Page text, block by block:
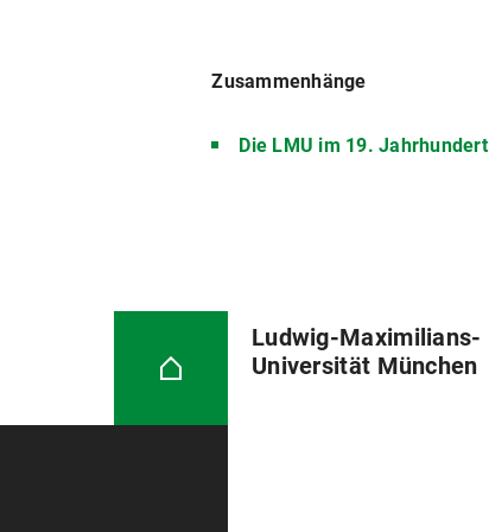
Zusammenhänge
Die LMU im 19. Jahrhundert
Ludwig-Maximilians-
Universität München